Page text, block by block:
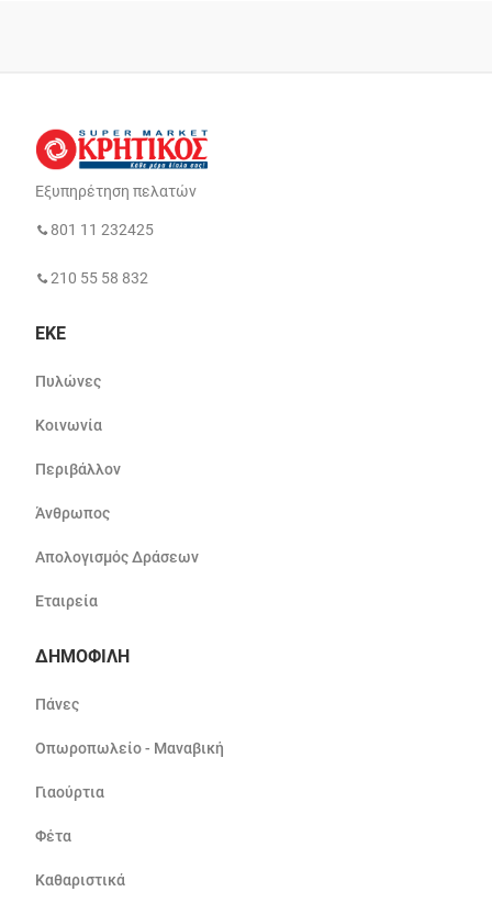
Εξυπηρέτηση πελατών
801 11 232425
210 55 58 832
ΕΚΕ
Πυλώνες
Κοινωνία
Περιβάλλον
Άνθρωπος
Απολογισμός Δράσεων
Εταιρεία
ΔΗΜΟΦΙΛΗ
Πάνες
Οπωροπωλείο - Μαναβική
Γιαούρτια
Φέτα
Καθαριστικά